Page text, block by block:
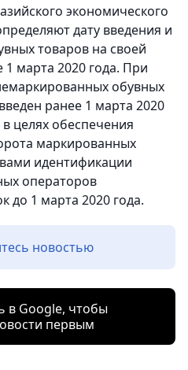
экономического
дату введения и
товаров на своей
марта 2020 года. При
обувных
ранее 1 марта 2020
целях обеспечения
маркированных
идентификации
операторов
до 1 марта 2020 года.
новостью
в Google, чтобы
первым